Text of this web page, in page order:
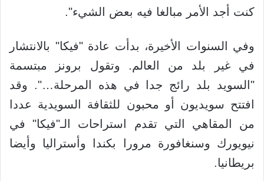
كنت أجد الأمر مبالغا فيه بعض الشيء".
وفي السنوات الأخيرة، بدأت عادة "فيكا" بالانتشار
في غير بلد من العالم. وتقول برونز مبتسمة
"السويد بلد رائج جدا في هذه المرحلة…". وقد
افتتح سويديون أو محبون للثقافة السويدية عددا
من المقاهي التي تقدم استراحات الـ"فيكا" في
نيويورك وسنغافورة مرورا بكندا وأستراليا وأيضا
بريطانيا.